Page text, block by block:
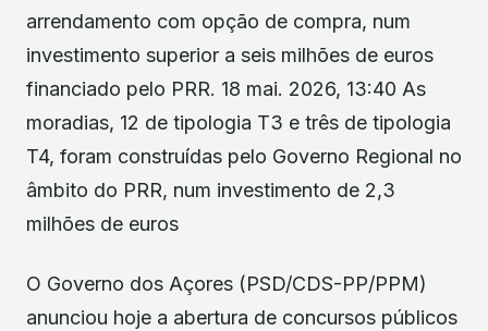
arrendamento com opção de compra, num
investimento superior a seis milhões de euros
financiado pelo PRR. 18 mai. 2026, 13:40 As
moradias, 12 de tipologia T3 e três de tipologia
T4, foram construídas pelo Governo Regional no
âmbito do PRR, num investimento de 2,3
milhões de euros
O Governo dos Açores (PSD/CDS-PP/PPM)
anunciou hoje a abertura de concursos públicos